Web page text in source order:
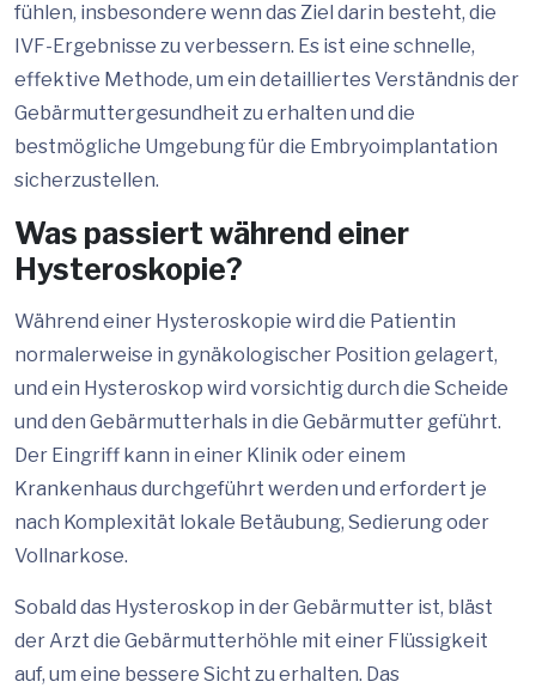
fühlen, insbesondere wenn das Ziel darin besteht, die
IVF-Ergebnisse zu verbessern. Es ist eine schnelle,
effektive Methode, um ein detailliertes Verständnis der
Gebärmuttergesundheit zu erhalten und die
bestmögliche Umgebung für die Embryoimplantation
sicherzustellen.
Was passiert während einer
Hysteroskopie?
Während einer Hysteroskopie wird die Patientin
normalerweise in gynäkologischer Position gelagert,
und ein Hysteroskop wird vorsichtig durch die Scheide
und den Gebärmutterhals in die Gebärmutter geführt.
Der Eingriff kann in einer Klinik oder einem
Krankenhaus durchgeführt werden und erfordert je
nach Komplexität lokale Betäubung, Sedierung oder
Vollnarkose.
Sobald das Hysteroskop in der Gebärmutter ist, bläst
der Arzt die Gebärmutterhöhle mit einer Flüssigkeit
auf, um eine bessere Sicht zu erhalten. Das